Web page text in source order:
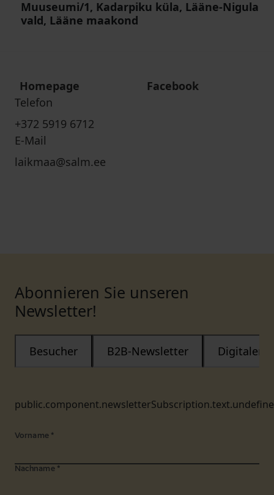
Muuseumi/1, Kadarpiku küla, Lääne-Nigula
vald, Lääne maakond
Homepage
Facebook
Telefon
+372 5919 6712
E-Mail
laikmaa@salm.ee
Abonnieren Sie unseren
Newsletter!
Besucher B2B-Newsletter Digitaler
Vorname *
Nachname *